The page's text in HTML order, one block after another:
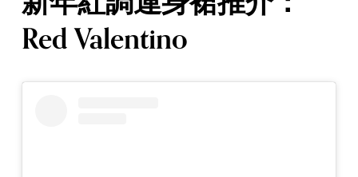
Red Valentino